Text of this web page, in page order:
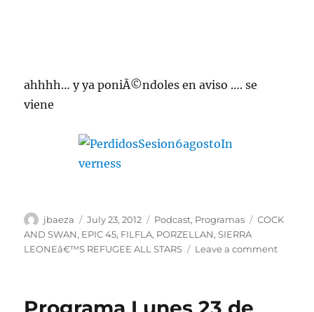
ahhhh… y ya poniÃ©ndoles en aviso …. se
viene
Author
jbaeza
Posted
on
July 23, 2012 Categories
Podcast, Programas Tags
COCK
AND SWAN, EPIC 45, FILFLA, PORZELLAN,SIERRA
LEONEâ€™S REFUGEE ALL STARS
Leave a commenton